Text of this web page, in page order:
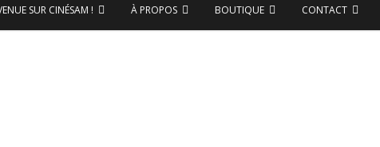
SUR CINÉSAM ! À PROPOS BOUTIQUE CONTACT